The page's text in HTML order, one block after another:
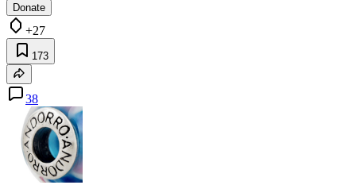
Donate
+27
173
38